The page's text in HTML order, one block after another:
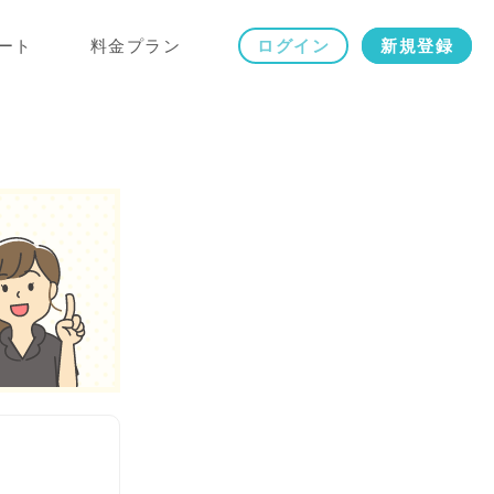
ト 料金プラン ログイン 新規登録